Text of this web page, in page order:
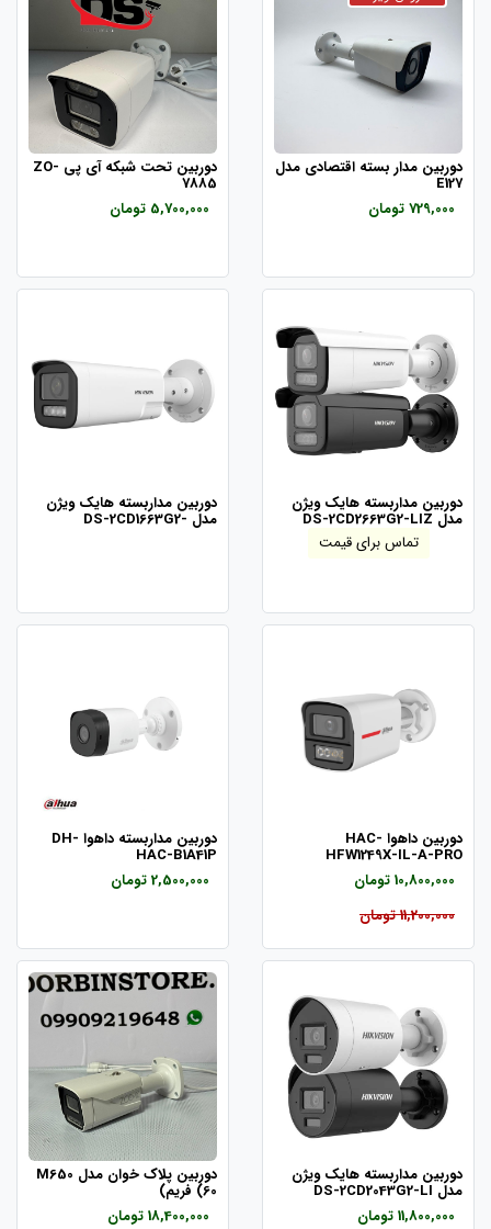
دوربین مدار بسته اقتصادی مدل
E127
729,000 تومان
دوربین تحت شبکه آی پی ZO-
7885
5,700,000 تومان
دوربین مداربسته هایک ویژن
مدل DS-2CD2663G2-LIZ
تماس برای قیمت
دوربین مداربسته هایک ویژن
مدل DS-2CD1663G2-
LIZ(S)U/SL
دوربین داهوا HAC-
HFW1249X-IL-A-PRO
10,800,000 تومان
11,200,000 تومان
دوربین مداربسته داهوا DH-
HAC-B1A41P
2,500,000 تومان
دوربین مداربسته هایک ویژن
مدل DS-2CD2043G2-LI
11,800,000 تومان
دوربین پلاک خوان مدل M650
(60 فریم)
18,400,000 تومان